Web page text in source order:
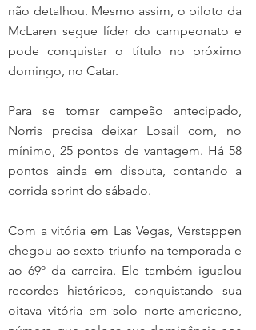
não detalhou. Mesmo assim, o piloto da
McLaren segue líder do campeonato e
pode conquistar o título no próximo
domingo, no Catar.
Para se tornar campeão antecipado,
Norris precisa deixar Losail com, no
mínimo, 25 pontos de vantagem. Há 58
pontos ainda em disputa, contando a
corrida sprint do sábado.
Com a vitória em Las Vegas, Verstappen
chegou ao sexto triunfo na temporada e
ao 69º da carreira. Ele também igualou
recordes históricos, conquistando sua
oitava vitória em solo norte-americano,